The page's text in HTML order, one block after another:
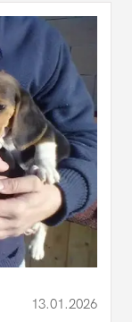
13.01.2026